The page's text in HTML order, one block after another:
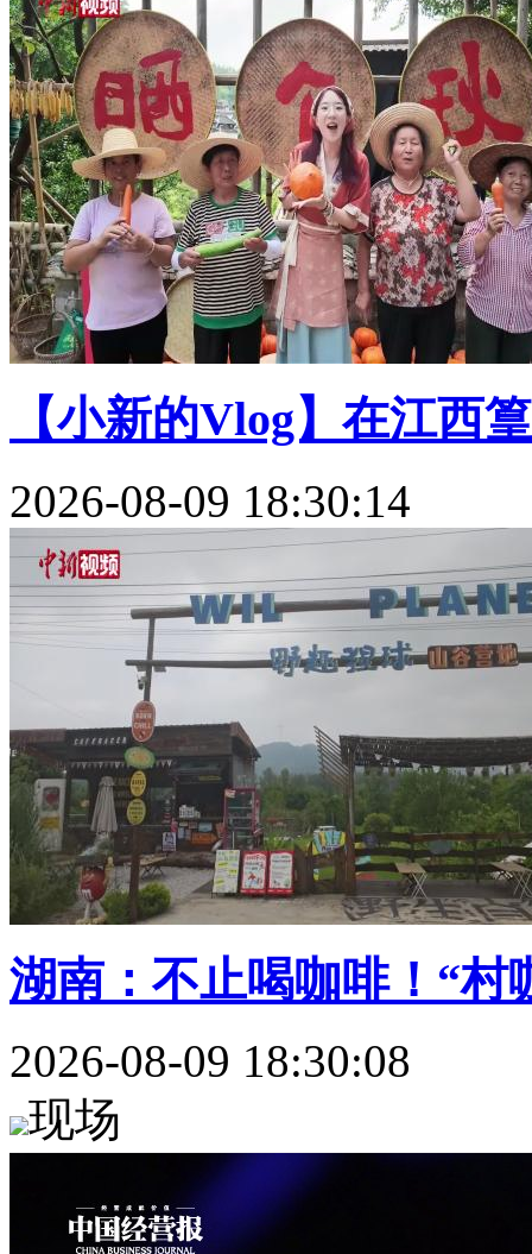
【小新的Vlog】在江西
2026-08-09 18:30:14
湖南：不止喝咖啡！“村
2026-08-09 18:30:08
现场